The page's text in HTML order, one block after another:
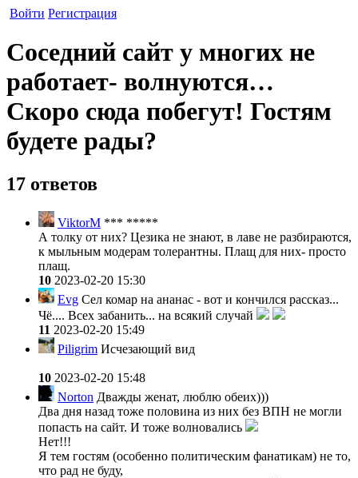
Войти Регистрация
Соседний сайт у многих не
работает- волнуются…
Скоро сюда побегут! Гостям
будете рады?
17 ответов
ViktorM *** *****
А толку от них? Цезика не знают, в лаве не разбираются,
к мыльным модерам толерантны. Плащ для них- просто
плащ.
10 2023-02-20 15:30
Evg Сел комар на ананас - вот и кончился рассказ...
Чё.... Всех забанить... на всякий случай
11 2023-02-20 15:49
Piligrim Исчезающий вид
10 2023-02-20 15:48
Norton Дважды женат, люблю обеих)))
Два дня назад тоже половина из них без ВПН не могли
попасть на сайт. И тоже волновались
Нет!!!
Я тем гостям (особенно политическим фанатикам) не то,
что рад не буду,